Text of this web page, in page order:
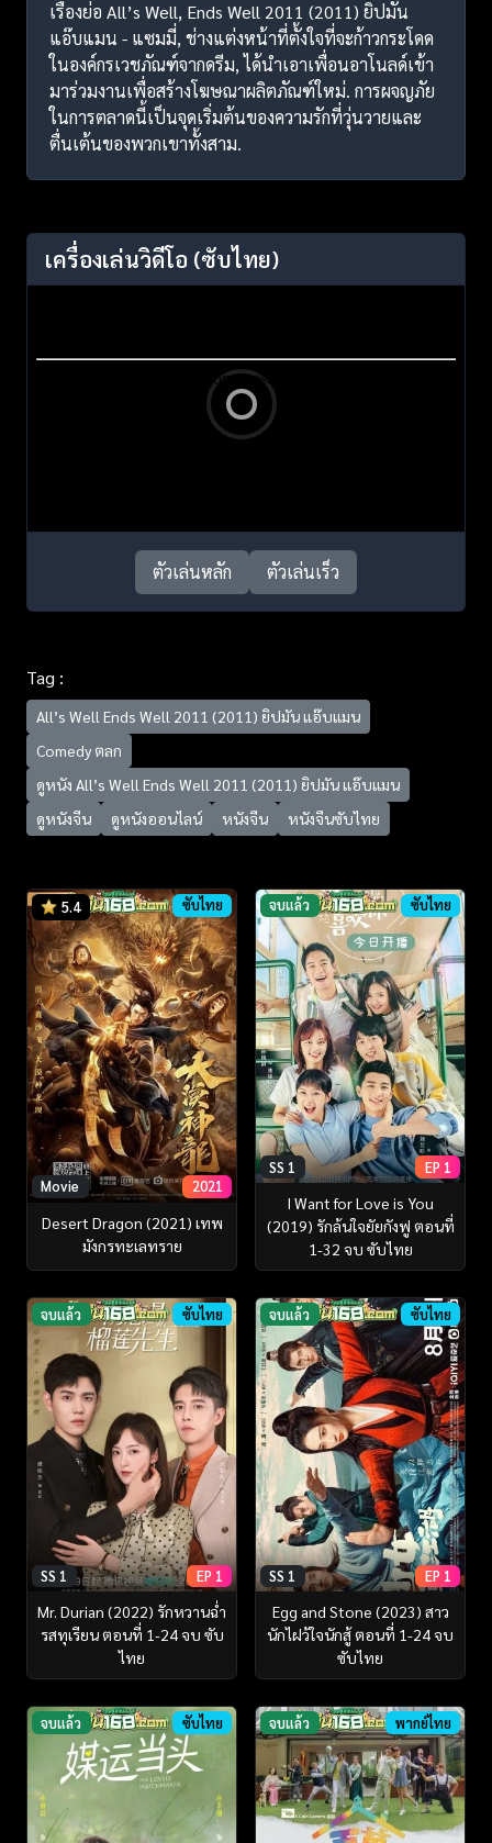
เรื่องย่อ All’s Well, Ends Well 2011 (2011) ยิปมัน
แอ๊บแมน - แซมมี่, ช่างแต่งหน้าที่ตั้งใจที่จะก้าวกระโดด
ในองค์กรเวชภัณฑ์จากดรีม, ได้นำเอาเพื่อนอาโนลด์เข้า
มาร่วมงานเพื่อสร้างโฆษณาผลิตภัณฑ์ใหม่. การผจญภัย
ในการตลาดนี้เป็นจุดเริ่มต้นของความรักที่วุ่นวายและ
ตื่นเต้นของพวกเขาทั้งสาม.
เครื่องเล่นวิดีโอ (ซับไทย)
ตัวเล่นหลัก ตัวเล่นเร็ว
Tag :
All’s Well Ends Well 2011 (2011) ยิปมัน แอ๊บแมน
Comedy ตลก
ดูหนัง All’s Well Ends Well 2011 (2011) ยิปมัน แอ๊บแมน
ดูหนังจีน
ดูหนังออนไลน์ หนังจีน หนังจีนซับไทย
5.4 ซับไทย
Movie 2021
Desert Dragon (2021) เทพ
มังกรทะเลทราย
จบแล้ว ซับไทย
SS 1 EP 1
I Want for Love is You
(2019) รักล้นใจยัยกังฟู ตอนที่
1-32 จบ ซับไทย
จบแล้ว ซับไทย
SS 1 EP 1
Mr. Durian (2022) รักหวานฉ่ำ
รสทุเรียน ตอนที่ 1-24 จบ ซับ
ไทย
จบแล้ว ซับไทย
SS 1 EP 1
Egg and Stone (2023) สาว
นักไฝว้ใจนักสู้ ตอนที่ 1-24 จบ
ซับไทย
จบแล้ว ซับไทย จบแล้ว พากย์ไทย